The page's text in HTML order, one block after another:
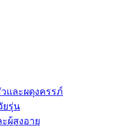
และผดุงครรภ์
ยรุ่น
ผู้สูงอายุ